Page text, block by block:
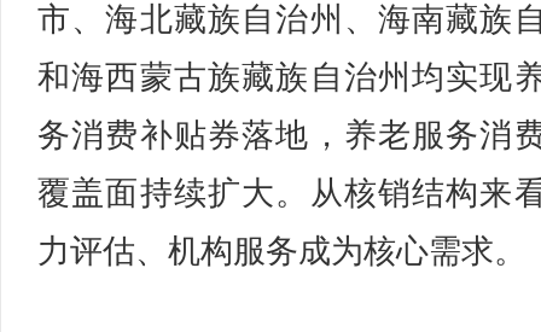
市、海北藏族自治州、海南藏族
和海西蒙古族藏族自治州均实现
务消费补贴券落地，养老服务消
覆盖面持续扩大。从核销结构来
力评估、机构服务成为核心需求。